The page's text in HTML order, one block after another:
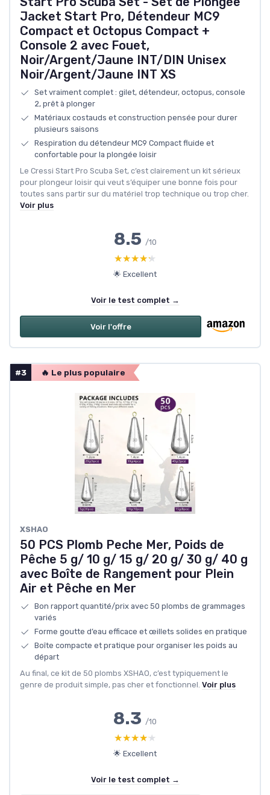
Jacket Start Pro, Détendeur MC9
Compact et Octopus Compact +
Console 2 avec Fouet,
Noir/Argent/Jaune INT/DIN Unisex
Noir/Argent/Jaune INT XS
Set vraiment complet : gilet, détendeur, octopus, console
2, prêt à plonger
Matériaux costauds et construction pensée pour durer
plusieurs saisons
Respiration du détendeur MC9 Compact fluide et
confortable pour la plongée loisir
Le Cressi Start Pro Scuba Set, c’est clairement un kit sérieux
pour plongeur loisir qui veut s’équiper une bonne fois pour
toutes sans partir sur du matériel trop technique ou trop cher.
Voir plus
8.5 /10
★★★★★
★★★★★
🌟 Excellent
Voir le test complet →
Voir l'offre
#3 🔥 Le plus populaire
XSHAO
50 PCS Plomb Peche Mer, Poids de
Pêche 5 g/ 10 g/ 15 g/ 20 g/ 30 g/ 40 g
avec Boîte de Rangement pour Plein
Air et Pêche en Mer
Bon rapport quantité/prix avec 50 plombs de grammages
variés
Forme goutte d’eau efficace et œillets solides en pratique
Boîte compacte et pratique pour organiser les poids au
départ
Au final, ce kit de 50 plombs XSHAO, c’est typiquement le
genre de produit simple, pas cher et fonctionnel. Voir plus
8.3 /10
★★★★★
★★★★★
🌟 Excellent
Voir le test complet →